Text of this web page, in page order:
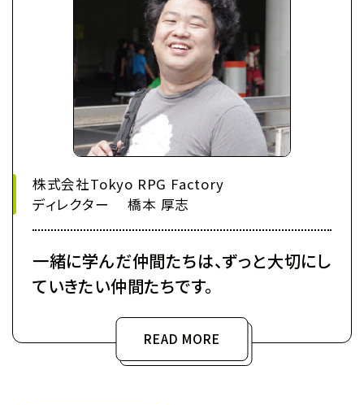
株式会社Tokyo RPG Factory
ディレクター 橋本 厚志
一緒に学んだ仲間たちは、ずっと大切にし
ていきたい仲間たちです。
READ MORE